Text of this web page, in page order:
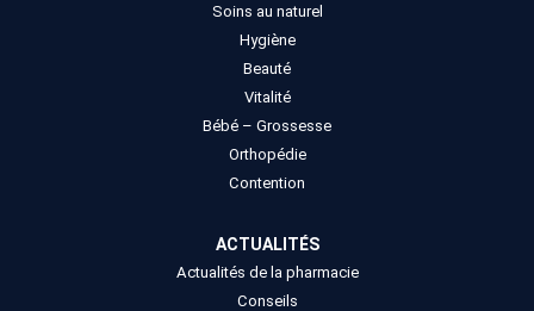
Soins au naturel
Hygiène
Beauté
Vitalité
Bébé – Grossesse
Orthopédie
Contention
ACTUALITÉS
Actualités de la pharmacie
Conseils